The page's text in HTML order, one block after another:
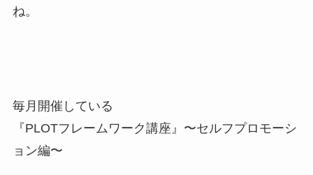
ね。
毎月開催している
『PLOTフレームワーク講座』〜セルフプロモーシ
ョン編〜